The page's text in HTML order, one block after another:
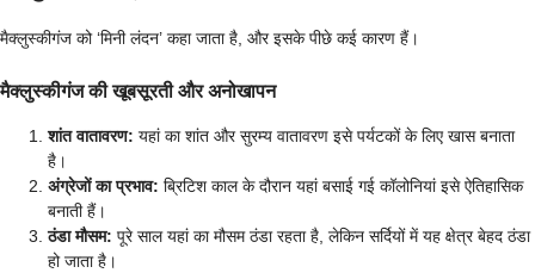
मैक्लुस्कीगंज को ‘मिनी लंदन’ कहा जाता है, और इसके पीछे कई कारण हैं।
मैक्लुस्कीगंज की खूबसूरती और अनोखापन
शांत वातावरण: यहां का शांत और सुरम्य वातावरण इसे पर्यटकों के लिए खास बनाता
है।
अंग्रेजों का प्रभाव: ब्रिटिश काल के दौरान यहां बसाई गई कॉलोनियां इसे ऐतिहासिक
बनाती हैं।
ठंडा मौसम: पूरे साल यहां का मौसम ठंडा रहता है, लेकिन सर्दियों में यह क्षेत्र बेहद ठंडा
हो जाता है।